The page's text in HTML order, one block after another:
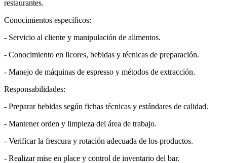
restaurantes.
Conocimientos específicos:
- Servicio al cliente y manipulación de alimentos.
- Conocimiento en licores, bebidas y técnicas de preparación.
- Manejo de máquinas de espresso y métodos de extracción.
Responsabilidades:
- Preparar bebidas según fichas técnicas y estándares de calidad.
- Mantener orden y limpieza del área de trabajo.
- Verificar la frescura y rotación adecuada de los productos.
- Realizar mise en place y control de inventario del bar.